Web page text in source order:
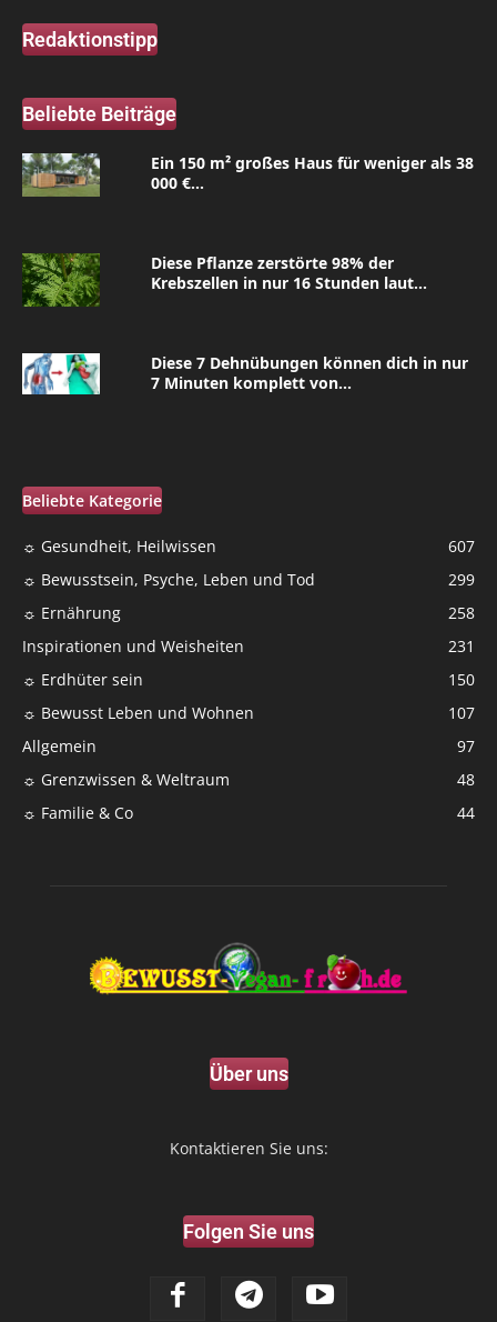
Redaktionstipp
Beliebte Beiträge
Ein 150 m² großes Haus für weniger als 38
000 €...
Diese Pflanze zerstörte 98% der
Krebszellen in nur 16 Stunden laut...
Diese 7 Dehnübungen können dich in nur
7 Minuten komplett von...
Beliebte Kategorie
☼ Gesundheit, Heilwissen
607
☼ Bewusstsein, Psyche, Leben und Tod
299
☼ Ernährung
258
Inspirationen und Weisheiten
231
☼ Erdhüter sein
150
☼ Bewusst Leben und Wohnen
107
Allgemein
97
☼ Grenzwissen & Weltraum
48
☼ Familie & Co
44
Über uns
Kontaktieren Sie uns:
Folgen Sie uns